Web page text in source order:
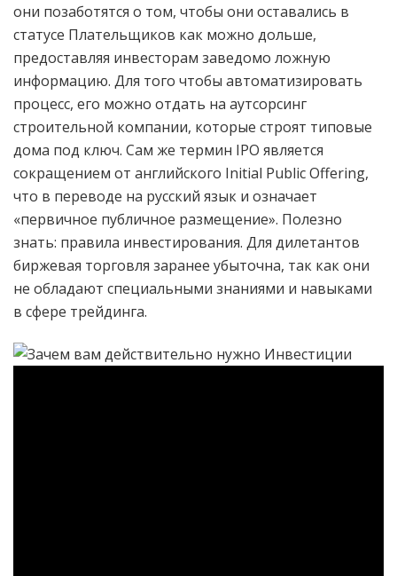
они позаботятся о том, чтобы они оставались в
статусе Плательщиков как можно дольше,
предоставляя инвесторам заведомо ложную
информацию. Для того чтобы автоматизировать
процесс, его можно отдать на аутсорсинг
строительной компании, которые строят типовые
дома под ключ. Сам же термин IPO является
сокращением от английского Initial Public Offering,
что в переводе на русский язык и означает
«первичное публичное размещение». Полезно
знать: правила инвестирования. Для дилетантов
биржевая торговля заранее убыточна, так как они
не обладают специальными знаниями и навыками
в сфере трейдинга.